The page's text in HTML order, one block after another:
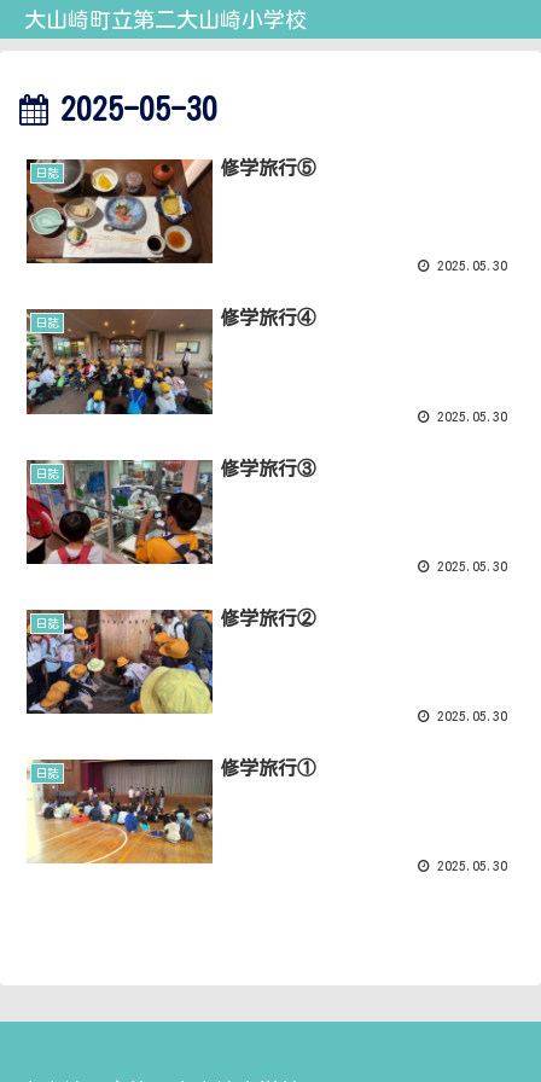
大山崎町立第二大山崎小学校
2025-05-30
日誌 修学旅行⑤
2025.05.30
日誌 修学旅行④
2025.05.30
日誌 修学旅行③
2025.05.30
日誌 修学旅行②
2025.05.30
日誌 修学旅行①
2025.05.30